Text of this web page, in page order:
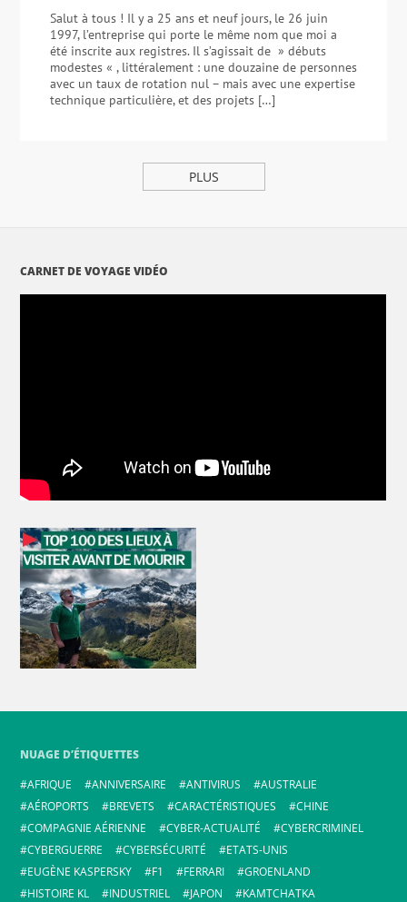
Salut à tous ! Il y a 25 ans et neuf jours, le 26 juin
1997, l’entreprise qui porte le même nom que moi a
été inscrite aux registres. Il s’agissait de » débuts
modestes « , littéralement : une douzaine de personnes
avec un taux de rotation nul – mais avec une expertise
technique particulière, et des projets […]
PLUS
CARNET DE VOYAGE VIDÉO
NUAGE D’ÉTIQUETTES
AFRIQUE
ANNIVERSAIRE ANTIVIRUS
AUSTRALIE
AÉROPORTS
BREVETS CARACTÉRISTIQUES
CHINE
COMPAGNIE AÉRIENNE
CYBER-ACTUALITÉ
CYBERCRIMINEL
CYBERGUERRE
CYBERSÉCURITÉ
ETATS-UNIS
EUGÈNE KASPERSKY
F1 FERRARI
GROENLAND
HISTOIRE KL
INDUSTRIEL JAPON
KAMTCHATKA